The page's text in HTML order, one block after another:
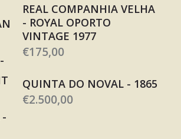
REAL COMPANHIA VELHA
- ROYAL OPORTO
VINTAGE 1977
€175,00
QUINTA DO NOVAL - 1865
€2.500,00